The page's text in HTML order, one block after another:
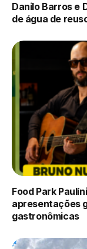
Danilo Barros e
de água de
Food Park
apresentações
gastronômicas